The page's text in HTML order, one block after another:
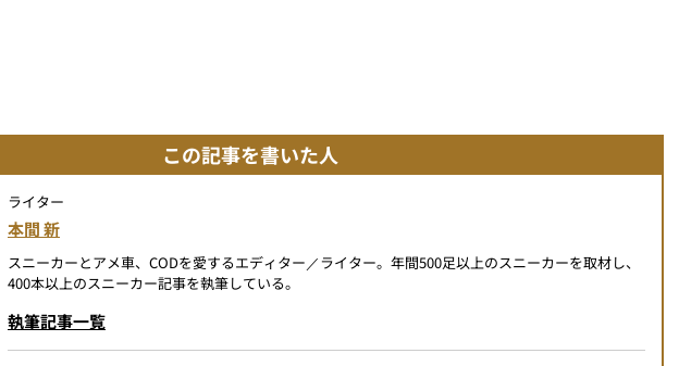
この記事を書いた人
ライター
本間 新
スニーカーとアメ車、CODを愛するエディター／ライター。年間500足以上のスニーカーを取材し、
400本以上のスニーカー記事を執筆している。
執筆記事一覧